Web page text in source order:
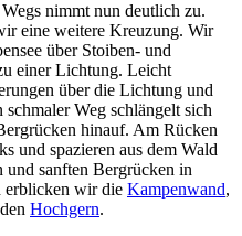
nimmt nun deutlich zu.
eine weitere Kreuzung. Wir
über Stoiben- und
einer Lichtung. Leicht
über die Lichtung und
Weg schlängelt sich
hinauf. Am Rücken
und spazieren aus dem Wald
sanften Bergrücken in
erblicken wir die Kampenwand,
Hochgern.